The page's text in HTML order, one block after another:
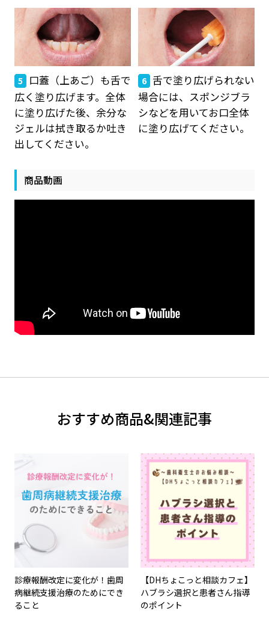
5 口蓋（上あご）も舌で
広く塗り広げます。全体
に塗り広げた後、余分な
ジェルは拭き取るか吐き
出してください。
6 舌で塗り広げられない
場合には、スポンジブラ
シなどを用いてお口全体
に塗り広げてください。
商品動画
おすすめ商品&関連記事
診療報酬改定に変化が！歯周
病継続支援治療のためにでき
ること
【DHちょこっと相談カフェ】
ハブラシ選択と患者さん指導
のポイント